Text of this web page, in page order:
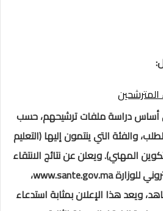
أساس دراسة ملفات ترشيحهم، حسب
والفئة التي ينتمون إليها (التعليم
المهني). ويعلن عن نتائج الانتقاء
الأولي على الموقع الإلكتروني للوزارة www.sante.gov.ma،
ويعد هذا الإعلان بمثابة استدعاء